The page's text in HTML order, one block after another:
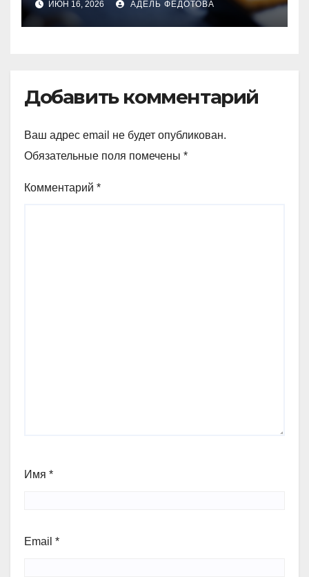
ИЮН 16, 2026 АДЕЛЬ ФЕДОТОВА
Добавить комментарий
Ваш адрес email не будет опубликован.
Обязательные поля помечены *
Комментарий *
Имя *
Email *